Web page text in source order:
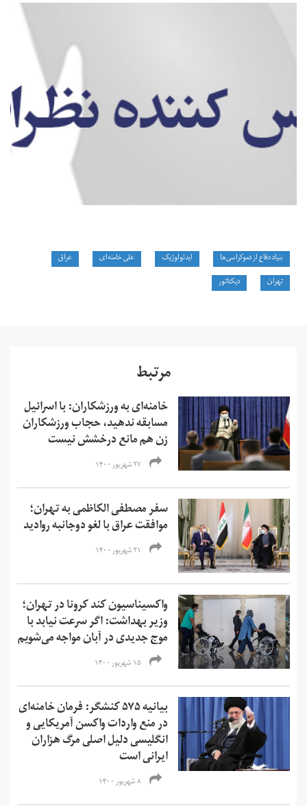
بنیاد دفاع از دموکراسی‌ها ایدئولوژیک علی خامنه‌ای
عراق
تهران
دیکتاتور
مرتبط
خامنه‌ای به ورزشکاران: با اسرائیل
مسابقه ندهید، حجاب ورزشکاران
زن هم مانع درخشش نیست
۲۷ شهریور ۱۴۰۰
سفر مصطفی الکاظمی به تهران؛
موافقت عراق با لغو دوجانبه روادید
۲۱ شهریور ۱۴۰۰
واکسیناسیون کند کرونا در تهران؛
وزیر بهداشت: اگر سرعت نیابد با
موج جدیدی در آبان‌ مواجه می‌شویم
۱۵ شهریور ۱۴۰۰
بیانیه ۵۷۵ کنشگر: فرمان خامنه‌ای
در منع واردات واکسن‌ آمریکایی و
انگلیسی دلیل اصلی مرگ هزاران
ایرانی است
۸ شهریور ۱۴۰۰